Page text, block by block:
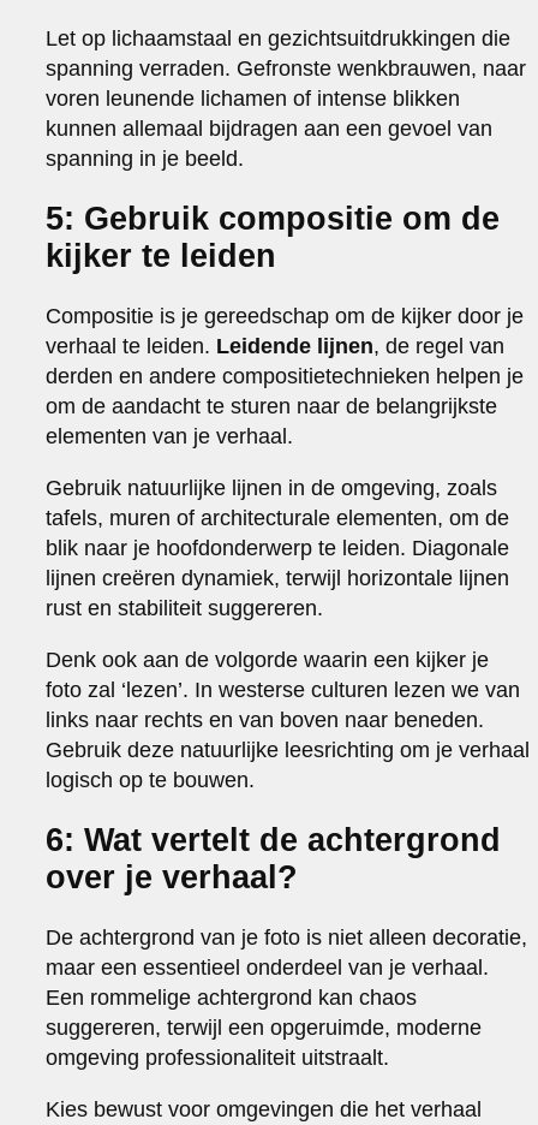
Let op lichaamstaal en gezichtsuitdrukkingen die
spanning verraden. Gefronste wenkbrauwen, naar
voren leunende lichamen of intense blikken
kunnen allemaal bijdragen aan een gevoel van
spanning in je beeld.
5: Gebruik compositie om de
kijker te leiden
Compositie is je gereedschap om de kijker door je
verhaal te leiden. Leidende lijnen, de regel van
derden en andere compositietechnieken helpen je
om de aandacht te sturen naar de belangrijkste
elementen van je verhaal.
Gebruik natuurlijke lijnen in de omgeving, zoals
tafels, muren of architecturale elementen, om de
blik naar je hoofdonderwerp te leiden. Diagonale
lijnen creëren dynamiek, terwijl horizontale lijnen
rust en stabiliteit suggereren.
Denk ook aan de volgorde waarin een kijker je
foto zal ‘lezen’. In westerse culturen lezen we van
links naar rechts en van boven naar beneden.
Gebruik deze natuurlijke leesrichting om je verhaal
logisch op te bouwen.
6: Wat vertelt de achtergrond
over je verhaal?
De achtergrond van je foto is niet alleen decoratie,
maar een essentieel onderdeel van je verhaal.
Een rommelige achtergrond kan chaos
suggereren, terwijl een opgeruimde, moderne
omgeving professionaliteit uitstraalt.
Kies bewust voor omgevingen die het verhaal